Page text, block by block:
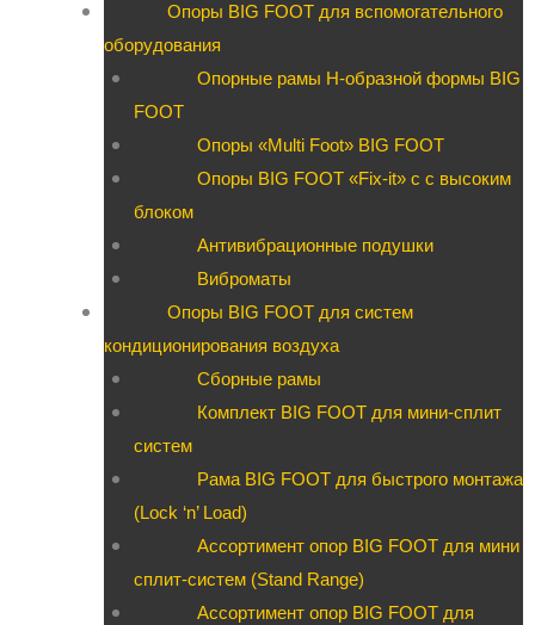
Опоры BIG FOOT для вспомогательного
оборудования
Опорные рамы H-образной формы BIG
FOOT
Опоры «Multi Foot» BIG FOOT
Опоры BIG FOOT «Fix-it» c с высоким
блоком
Антивибрационные подушки
Виброматы
Опоры BIG FOOT для систем
кондиционирования воздуха
Сборные рамы
Комплект BIG FOOT для мини-сплит
систем
Рама BIG FOOT для быстрого монтажа
(Lock ‘n’ Load)
Ассортимент опор BIG FOOT для мини
сплит-систем (Stand Range)
Ассортимент опор BIG FOOT для